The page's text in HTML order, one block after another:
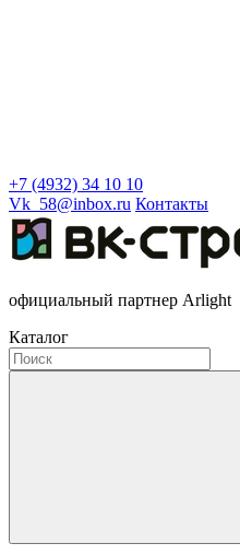
+7 (4932) 34 10 10
Vk_58@inbox.ru Контакты
официальный партнер Arlight
Каталог